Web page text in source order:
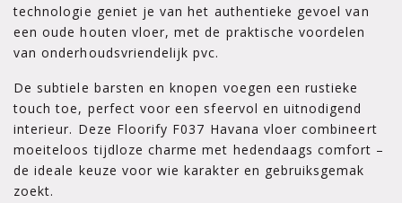
technologie geniet je van het authentieke gevoel van
een oude houten vloer, met de praktische voordelen
van onderhoudsvriendelijk pvc.
De subtiele barsten en knopen voegen een rustieke
touch toe, perfect voor een sfeervol en uitnodigend
interieur. Deze Floorify F037 Havana vloer combineert
moeiteloos tijdloze charme met hedendaags comfort –
de ideale keuze voor wie karakter en gebruiksgemak
zoekt.